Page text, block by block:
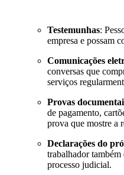
Testemunhas:
empresa e possam
Comunicações
conversas que
serviços
Provas
de pagamento,
prova que mostre a
Declarações do
trabalhador
processo judicial.